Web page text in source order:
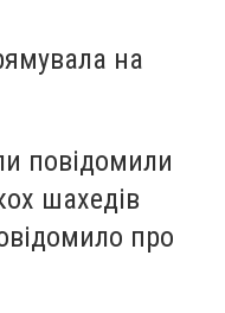
на
повідомили
шахедів
про